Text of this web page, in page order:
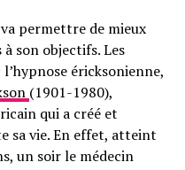
permettre de mieux
son objectifs. Les
éricksonienne,
(1901-1980),
qui a créé et
sa vie. En effet, atteint
un soir le médecin